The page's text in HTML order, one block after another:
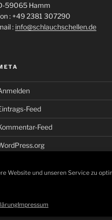
Website und unseren Service zu
Impressum
59065 Hamm
: +49 2381 307290
: info@schlauchschellen.de
Feed
Feed